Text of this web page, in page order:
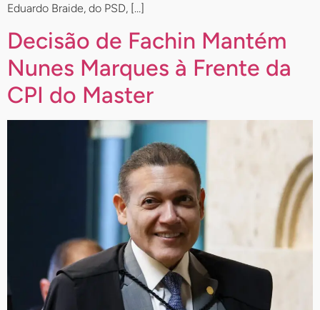
Eduardo Braide, do PSD, […]
Decisão de Fachin Mantém
Nunes Marques à Frente da
CPI do Master